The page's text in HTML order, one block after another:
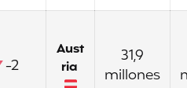
-2
Aust
ria
31,9
millones